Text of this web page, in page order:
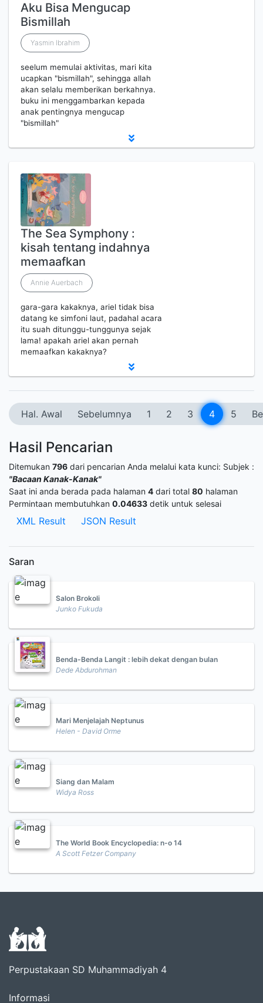
Aku Bisa Mengucap
Bismillah
Yasmin Ibrahim
seelum memulai aktivitas, mari kita
ucapkan "bismillah", sehingga allah
akan selalu memberikan berkahnya.
buku ini menggambarkan kepada
anak pentingnya mengucap
"bismillah"
The Sea Symphony :
kisah tentang indahnya
memaafkan
Annie Auerbach
gara-gara kakaknya, ariel tidak bisa
datang ke simfoni laut, padahal acara
itu suah ditunggu-tunggunya sejak
lama! apakah ariel akan pernah
memaafkan kakaknya?
Hal. Awal Sebelumnya 1 2 3 4 5
Hasil Pencarian
Ditemukan 796 dari pencarian Anda melalui kata kunci: Subjek :
"Bacaan Kanak-Kanak"
Saat ini anda berada pada halaman 4 dari total 80 halaman
Permintaan membutuhkan 0.04633 detik untuk selesai
XML Result JSON Result
Saran
Salon Brokoli
Junko Fukuda
Benda-Benda Langit : lebih dekat dengan bulan
Dede Abdurohman
Mari Menjelajah Neptunus
Helen - David Orme
Siang dan Malam
Widya Ross
The World Book Encyclopedia: n-o 14
A Scott Fetzer Company
Perpustakaan SD Muhammadiyah 4
Informasi